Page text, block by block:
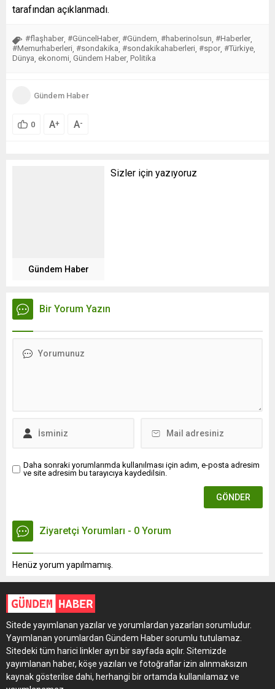
tarafından açıklanmadı.
#flaşhaber, #GüncelHaber, #Gündem, #haberinolsun, #Haberler,
#Memurhaberleri, #sondakika, #sondakikahaberleri, #spor, #Türkiye,
Dünya, ekonomi, Gündem Haber, Politika
Gündem Haber
0 A+ A-
Gündem Haber
Sizler için yazıyoruz
Bir Yorum Yazın
Daha sonraki yorumlarımda kullanılması için adım, e-posta adresim
ve site adresim bu tarayıcıya kaydedilsin.
Ziyaretçi Yorumları - 0 Yorum
Henüz yorum yapılmamış.
Sitede yayımlanan yazılar ve yorumlardan yazarları sorumludur.
Yayımlanan yorumlardan Gündem Haber sorumlu tutulamaz.
Sitedeki tüm harici linkler ayrı bir sayfada açılır. Sitemizde
yayımlanan haber, köşe yazıları ve fotoğraflar izin alınmaksızın
kaynak gösterilse dahi, herhangi bir ortamda kullanılamaz ve